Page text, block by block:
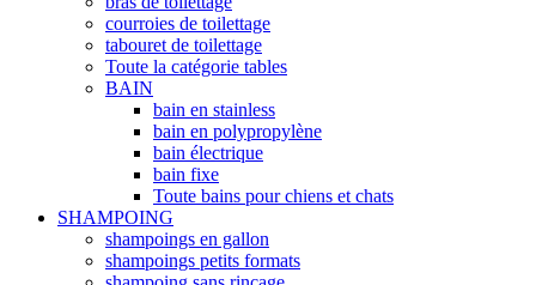
courroies de toilettage
tabouret de toilettage
Toute la catégorie tables
BAIN
bain en stainless
bain en polypropylène
bain électrique
bain fixe
Toute bains pour chiens et chats
SHAMPOING
shampoings en gallon
shampoings petits formats